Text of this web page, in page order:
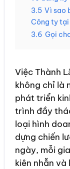
3.5 Vì sao
Công ty tại
3.6 Gọi
Việc Thành
không chỉ là
phát triển
trình đầy
loại hình
dựng chiến
ngày, mỗi
kiên nhẫn